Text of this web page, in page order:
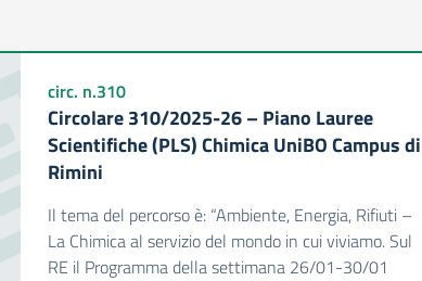
circ. n.310
Circolare 310/2025-26 – Piano Lauree
Scientifiche (PLS) Chimica UniBO Campus di
Rimini
Il tema del percorso è: “Ambiente, Energia, Rifiuti –
La Chimica al servizio del mondo in cui viviamo. Sul
RE il Programma della settimana 26/01-30/01